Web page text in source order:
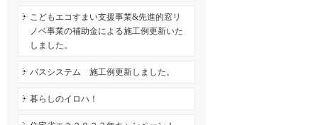
こどもエコすまい支援事業&先進的窓リ
ノベ事業の補助金による施工例更新いた
しました。
バスシステム 施工例更新しました。
暮らしのイロハ！